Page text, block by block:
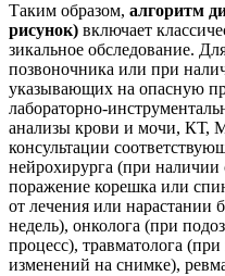
Таким образом, алго­ритм
рисунок) включает
зикальное обследование.
позвоночника или при
указывающих на опасную
лабораторно-
анализы крови и мочи, КТ,
консультации
нейрохирурга (при
поражение корешка или
от лечения или нарастании
недель), онколога (при
процесс), травматолога
изменений на снимке),